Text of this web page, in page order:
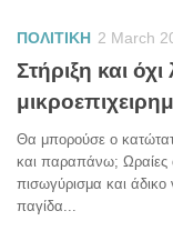
ΠΟΛΙΤΙΚΗ 2 March
Στήριξη και
Θα μπορούσε ο
και παραπάνω; Ωραίες
πισωγύρισμα και άδικο
παγίδα...